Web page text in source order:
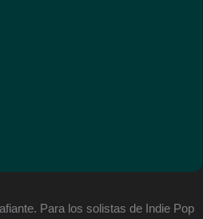
Para los solistas de Indie Pop